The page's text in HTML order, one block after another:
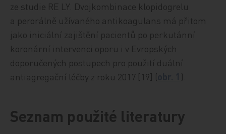
ze studie RE LY. Dvojkombinace klopidogrelu
a perorálně užívaného antikoagulans má přitom
jako iniciální zajištění pacientů po perkutánní
koronární intervenci oporu i v Evropských
doporučených postupech pro použití duální
antiagregační léčby z roku 2017 [19] ( ).
Seznam použité literatury